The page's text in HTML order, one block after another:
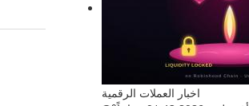
اخبار العملات الرقمية